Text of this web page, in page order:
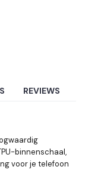
REVIEWS
binnenschaal,
voor je telefoon